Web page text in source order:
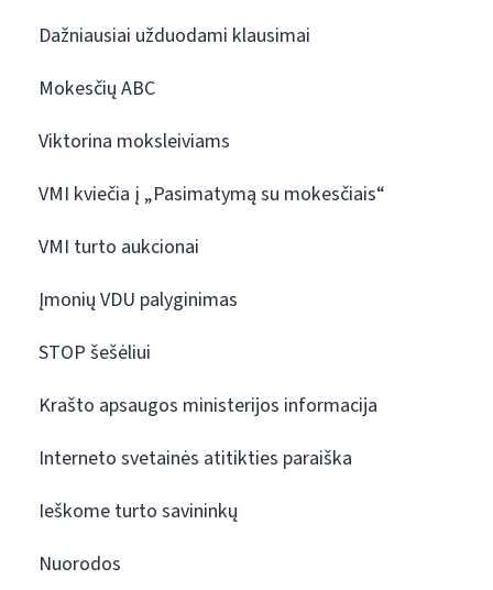
Dažniausiai užduodami klausimai
Mokesčių ABC
Viktorina moksleiviams
VMI kviečia į „Pasimatymą su mokesčiais“
VMI turto aukcionai
Įmonių VDU palyginimas
STOP šešėliui
Krašto apsaugos ministerijos informacija
Interneto svetainės atitikties paraiška
Ieškome turto savininkų
Nuorodos